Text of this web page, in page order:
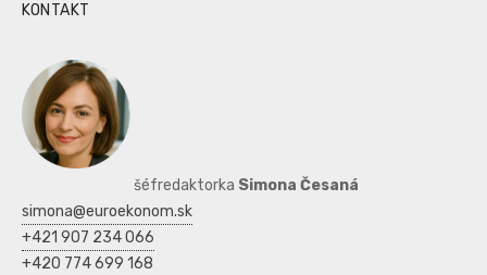
KONTAKT
šéfredaktorka Simona Česaná
simona@euroekonom.sk
+421 907 234 066
+420 774 699 168